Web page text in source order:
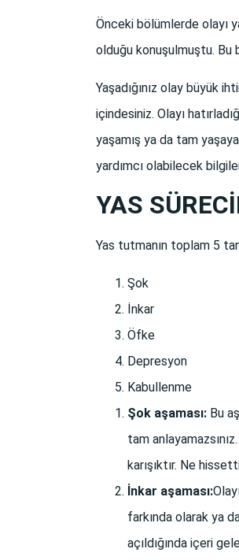
Önceki bölümlerde olayı
olduğu konuşulmuştu. Bu
Yaşadığınız olay büyük
içindesiniz. Olayı
yaşamış ya da tam
yardımcı olabilecek
YAS
Yas tutmanın toplam 5
Şok
İnkar
Öfke
Depresyon
Kabullenme
Şok aşaması: Bu
tam
karışıktır. Ne
İnkar aşaması:
farkında olarak ya
açıldığında içeri